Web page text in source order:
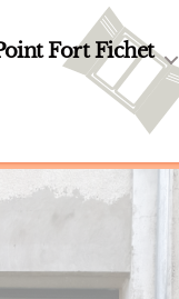
Fort Fichet